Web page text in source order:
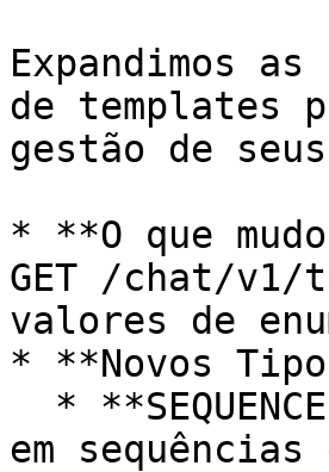
Expandimos
de templates
gestão de
* **O que
GET /chat/v1/
valores de
* **Novos
em sequências